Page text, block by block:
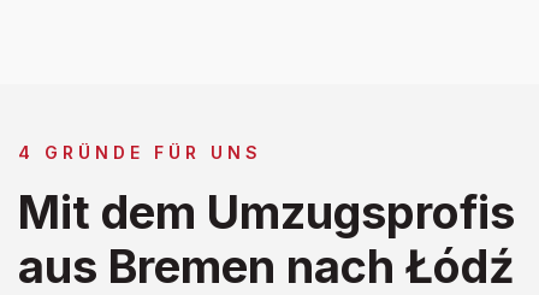
4 GRÜNDE FÜR UNS
Mit dem Umzugsprofis
aus Bremen nach Łódź